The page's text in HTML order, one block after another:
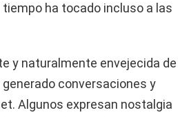
tiempo ha tocado incluso a las
y naturalmente envejecida de
generado conversaciones y
Algunos expresan nostalgia